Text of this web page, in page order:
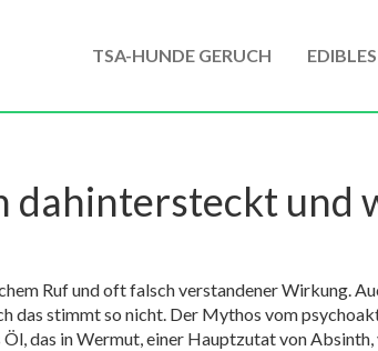
TSA-HUNDE GERUCH
und
Ruf und oft falsch verstandener Wirkung.
das stimmt so nicht. Der Mythos vom
das in Wermut, einer Hauptzutat von